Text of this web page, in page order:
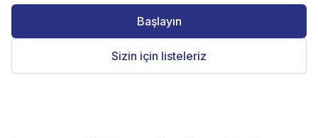
Başlayın
Sizin için listeleriz